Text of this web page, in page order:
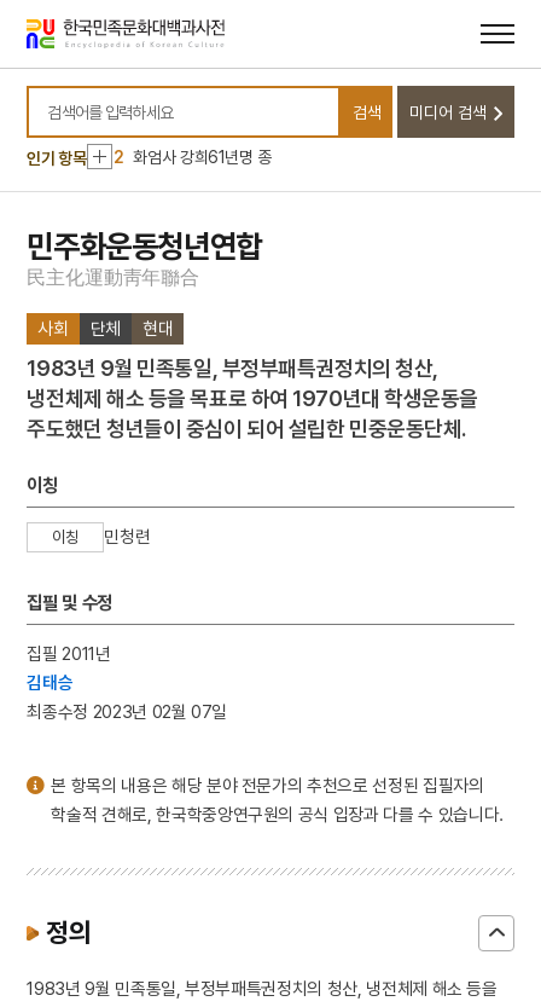
바로가기
바로가기
검색어를 입력하세요
검색 미디어 검색
인기 항목
10 안채
1 대정실업친목회
2 화엄사 강희61년명 종
3 말뭉치
4 색즉시공 공즉시색
5
7
두시언해
8
떡박물관
9 순종서북순행 사진첩
5
화엄사 사사자석탑 앞 석등
7
두시언해
9
순종서북순행 사진첩
10 안채
민주화운동청년연합
民主化運動靑年聯合
사회 단체 현대
1983년 9월 민족통일, 부정부패특권정치의 청산,
냉전체제 해소 등을 목표로 하여 1970년대 학생운동을
주도했던 청년들이 중심이 되어 설립한 민중운동단체.
이칭
이칭 민청련
집필 및 수정
집필 2011년
김태승
최종수정 2023년 02월 07일
본 항목의 내용은 해당 분야 전문가의 추천으로 선정된 집필자의
학술적 견해로, 한국학중앙연구원의 공식 입장과 다를 수 있습니다.
정의
1983년 9월 민족통일, 부정부패특권정치의 청산, 냉전체제 해소 등을